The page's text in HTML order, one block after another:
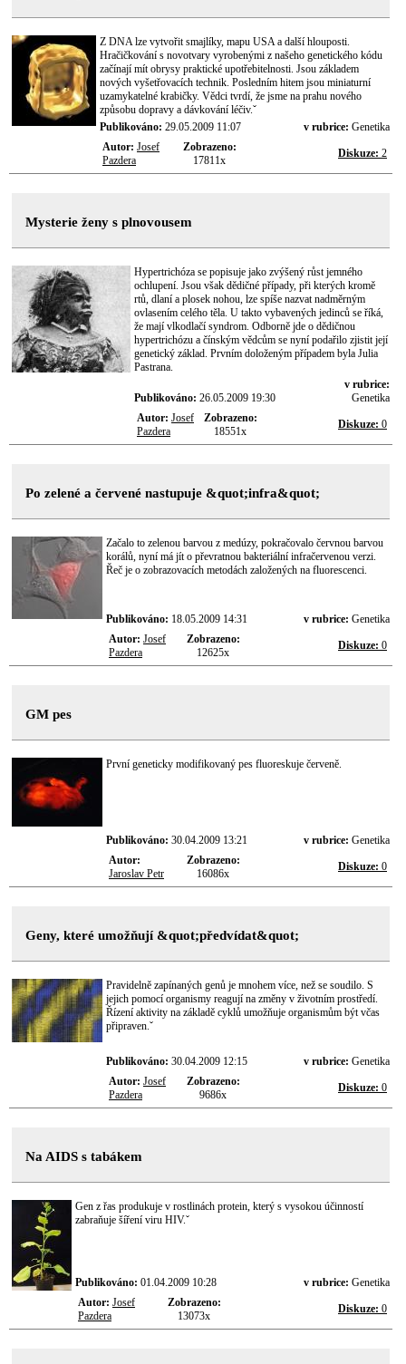
Z DNA lze vytvořit smajlíky, mapu USA a další hlouposti.
Hračičkování s novotvary vyrobenými z našeho genetického kódu
začínají mít obrysy praktické upotřebitelnosti. Jsou základem
nových vyšetřovacích technik. Posledním hitem jsou miniaturní
uzamykatelné krabičky. Vědci tvrdí, že jsme na prahu nového
způsobu dopravy a dávkování léčiv.ˇ
Publikováno: 29.05.2009 11:07 v rubrice: Genetika
Autor: Josef
Pazdera
Zobrazeno:
17811x
Diskuze: 2
Mysterie ženy s plnovousem
Hypertrichóza se popisuje jako zvýšený růst jemného
ochlupení. Jsou však dědičné případy, při kterých kromě
rtů, dlaní a plosek nohou, lze spíše nazvat nadměrným
ovlasením celého těla. U takto vybavených jedinců se říká,
že mají vlkodlačí syndrom. Odborně jde o dědičnou
hypertrichózu a čínským vědcům se nyní podařilo zjistit její
genetický základ. Prvním doloženým případem byla Julia
Pastrana.
Publikováno: 26.05.2009 19:30
v rubrice:
Genetika
Autor: Josef
Pazdera
Zobrazeno:
18551x
Diskuze: 0
Po zelené a červené nastupuje &quot;infra&quot;
Začalo to zelenou barvou z medúzy, pokračovalo červnou barvou
korálů, nyní má jít o převratnou bakteriální infračervenou verzi.
Řeč je o zobrazovacích metodách založených na fluorescenci.
Publikováno: 18.05.2009 14:31 v rubrice: Genetika
Autor: Josef
Pazdera
Zobrazeno:
12625x
Diskuze: 0
GM pes
První geneticky modifikovaný pes fluoreskuje červeně.
Publikováno: 30.04.2009 13:21 v rubrice: Genetika
Autor:
Jaroslav Petr
Zobrazeno:
16086x
Diskuze: 0
Geny, které umožňují &quot;předvídat&quot;
Pravidelně zapínaných genů je mnohem více, než se soudilo. S
jejich pomocí organismy reagují na změny v životním prostředí.
Řízení aktivity na základě cyklů umožňuje organismům být včas
připraven.ˇ
Publikováno: 30.04.2009 12:15 v rubrice: Genetika
Autor: Josef
Pazdera
Zobrazeno:
9686x
Diskuze: 0
Na AIDS s tabákem
Gen z řas produkuje v rostlinách protein, který s vysokou účinností
zabraňuje šíření viru HIV.ˇ
Publikováno: 01.04.2009 10:28 v rubrice: Genetika
Autor: Josef
Pazdera
Zobrazeno:
13073x
Diskuze: 0